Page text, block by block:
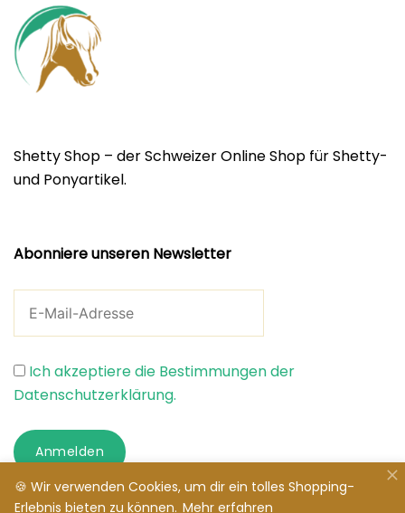
Shetty Shop – der Schweizer Online Shop für Shetty-
und Ponyartikel.
Abonniere unseren Newsletter
Ich akzeptiere die Bestimmungen der
Datenschutzerklärung.
Anmelden
🍪 Wir verwenden Cookies, um dir ein tolles Shopping-
Erlebnis bieten zu können. Mehr erfahren